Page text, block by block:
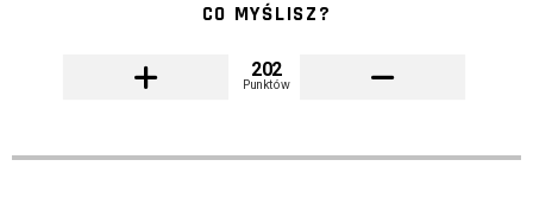
CO MYŚLISZ?
202
Punktów